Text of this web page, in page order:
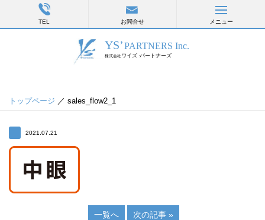
TEL お問合せ メニュー
トップページ ／ sales_flow2_1
2021.07.21
一覧へ 次の記事 »